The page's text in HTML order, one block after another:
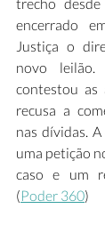
encerrado
Justiça o
novo
contestou as
recusa a
nas dívidas.
uma petição
caso e um
(Poder 360)